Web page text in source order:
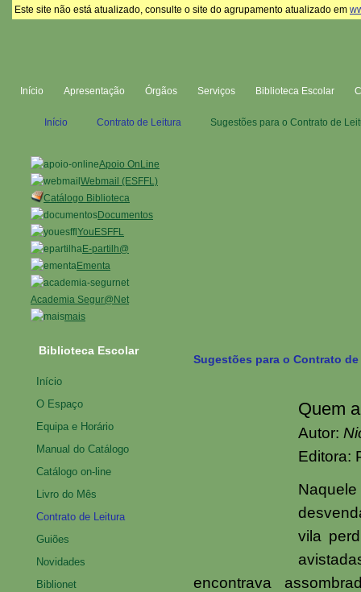
Este site não está atualizado, consulte o site do agrupamento atualizado em
Início Apresentação Órgãos Serviços Biblioteca Escolar
Apoio OnLine
Webmail (ESFFL)
Catálogo Biblioteca
Documentos
YouESFFL
E-partilh@
Ementa
Academia Segur@Net
mais
Início Contrato de Leitura Sugestões para o Contrato de
Sugestões para o Contrato
Quem
Autor:
Editora:
vila
encontrava
Biblioteca Escolar
Início
O Espaço
Equipa e Horário
Manual do Catálogo
Catálogo on-line
Livro do Mês
Contrato de Leitura
Guiões
Novidades
Biblionet